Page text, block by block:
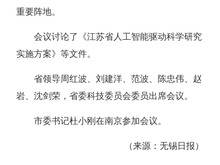
重要阵地。
会议讨论了《江苏省人工智能驱动科学研究
实施方案》等文件。
省领导周红波、刘建洋、范波、陈忠伟、赵
岩、沈剑荣，省委科技委员会委员出席会议。
市委书记杜小刚在南京参加会议。
（来源：无锡日报）